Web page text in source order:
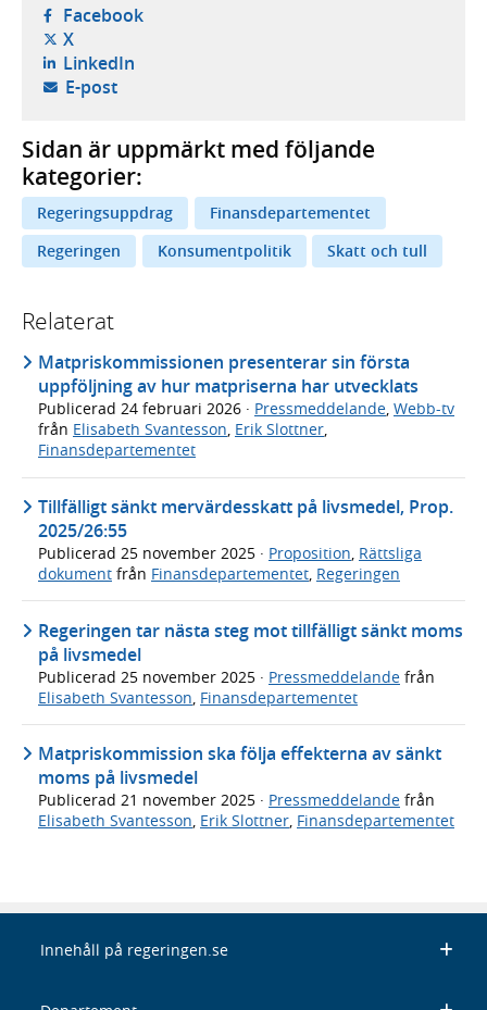
Facebook- öppnas i ny flik, extern webbplats,
X- öppnas i ny flik, extern webbplats,
LinkedIn- öppnas i ny flik, extern webbplats,
E-post- öppnar din e-postklient,
Sidan är uppmärkt med följande
kategorier:
Regeringsuppdrag
Finansdepartementet
Regeringen
Konsumentpolitik Skatt och tull
Relaterat
Matpriskommissionen presenterar sin första
uppföljning av hur matpriserna har utvecklats
Publicerad 24 februari 2026 · Pressmeddelande, Webb-tv
från Elisabeth Svantesson, Erik Slottner,
Finansdepartementet
Tillfälligt sänkt mervärdesskatt på livsmedel, Prop.
2025/26:55
Publicerad 25 november 2025 · Proposition, Rättsliga
dokument från Finansdepartementet, Regeringen
Regeringen tar nästa steg mot tillfälligt sänkt moms
på livsmedel
Publicerad 25 november 2025 · Pressmeddelande från
Elisabeth Svantesson Finansdepartementet
Matpriskommission ska följa effekterna av sänkt
moms på livsmedel
Publicerad 21 november 2025 · Pressmeddelande från
Elisabeth Svantesson, Erik Slottner, Finansdepartementet
Innehåll på regeringen.se